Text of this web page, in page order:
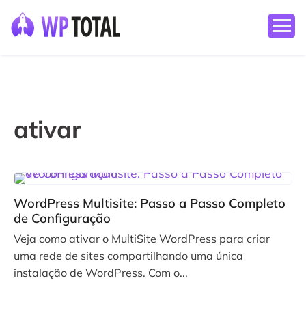
ativar
WordPress Multisite: Passo a Passo Completo
de Configuração
Veja como ativar o MultiSite WordPress para criar
uma rede de sites compartilhando uma única
instalação de WordPress. Com o...